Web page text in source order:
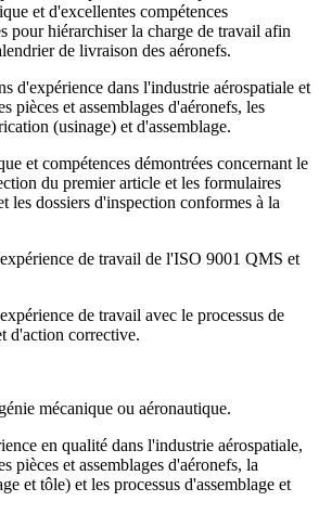
et d'excellentes compétences
pour hiérarchiser la charge de travail afin
de livraison des aéronefs.
d'expérience dans l'industrie aérospatiale et
pièces et assemblages d'aéronefs, les
(usinage) et d'assemblage.
et compétences démontrées concernant le
du premier article et les formulaires
les dossiers d'inspection conformes à la
de travail de l'ISO 9001 QMS et
de travail avec le processus de
d'action corrective.
mécanique ou aéronautique.
en qualité dans l'industrie aérospatiale,
pièces et assemblages d'aéronefs, la
et tôle) et les processus d'assemblage et